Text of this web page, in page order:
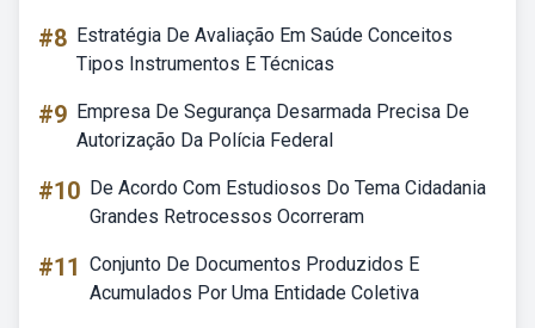
#8 Estratégia De Avaliação Em Saúde Conceitos
Tipos Instrumentos E Técnicas
#9 Empresa De Segurança Desarmada Precisa De
Autorização Da Polícia Federal
#10 De Acordo Com Estudiosos Do Tema Cidadania
Grandes Retrocessos Ocorreram
#11 Conjunto De Documentos Produzidos E
Acumulados Por Uma Entidade Coletiva